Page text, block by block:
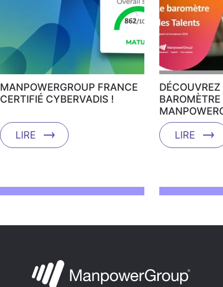
MANPOWERGROUP FRANCE
CERTIFIÉ CYBERVADIS !
LIRE
DÉCOUVREZ
LIRE